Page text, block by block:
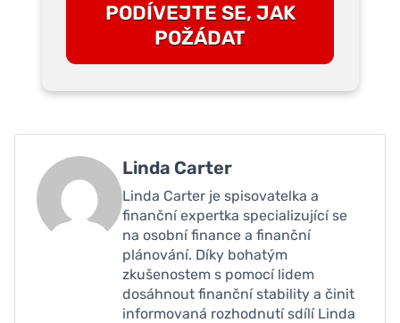
PODÍVEJTE SE, JAK
POŽÁDAT
Linda Carter
Linda Carter je spisovatelka a
finanční expertka specializující se
na osobní finance a finanční
plánování. Díky bohatým
zkušenostem s pomocí lidem
dosáhnout finanční stability a činit
informovaná rozhodnutí sdílí Linda